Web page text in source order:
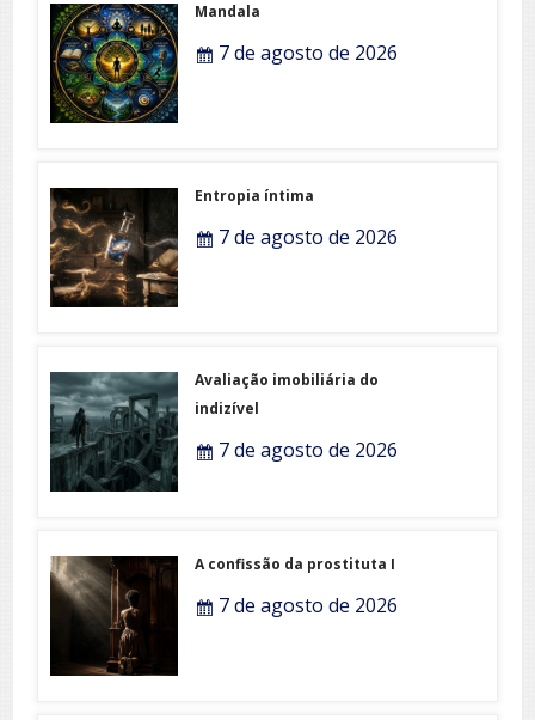
Mandala
7 de agosto de 2026
Entropia íntima
7 de agosto de 2026
Avaliação imobiliária do
indizível
7 de agosto de 2026
A confissão da prostituta I
7 de agosto de 2026